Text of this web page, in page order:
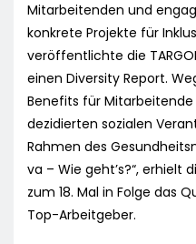
Mitarbeitenden und
konkrete Projekte für
veröffentlichte die
einen Diversity Report.
Benefits für
dezidierten sozialen
Rahmen des
va – Wie geht’s?“, erhielt
zum 18. Mal in Folge das
Top-Arbeitgeber.